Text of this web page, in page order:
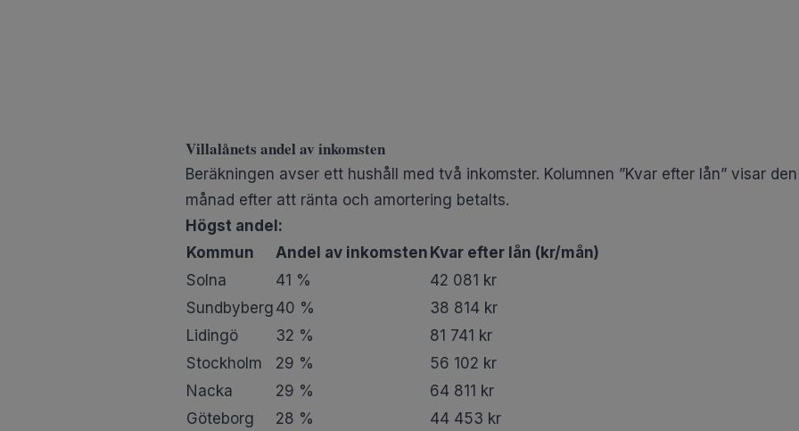
Villalånets andel av inkomsten
Beräkningen avser ett hushåll med två inkomster. Kolumnen ”Kvar efter lån” visar
månad efter att ränta och amortering betalts.
Högst andel:
Kommun
Andel av inkomsten Kvar efter lån (kr/mån)
Solna
41 %
42 081 kr
Sundbyberg 40 %
38 814 kr
Lidingö
32 %
81 741 kr
Stockholm
29 %
56 102 kr
Nacka
29 %
64 811 kr
Göteborg
28 % 44 453 kr